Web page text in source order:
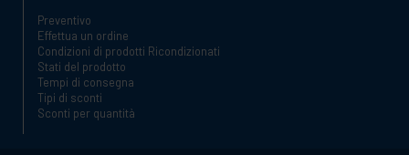
Preventivo
Effettua un ordine
Condizioni di prodotti Ricondizionati
Stati del prodotto
Tempi di consegna
Tipi di sconti
Sconti per quantità